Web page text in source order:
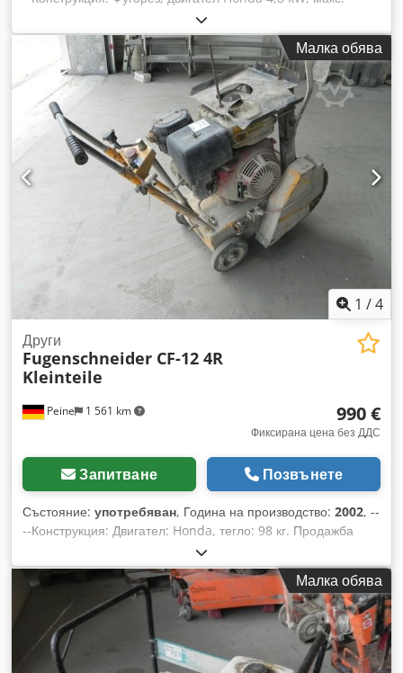
диаметър на диска 350 мм, макс. дълбочина на рязане:
125 мм. Тегло: 62 кг. Продажба само на фирми. ПРИ
ЕКСПОРТ СЕ ПЛАЩА САМО НЕТНАТА ЦЕНА!!!!! ВСИЧКИ
ДАННИ СА ПРЕДОСТАВЕНИ БЕЗ ГАРАНЦИЯ. ОБОРУДВАНЕ
+ АКСЕСОАРИ. В основата на всички договори за покупка,
фактури, предварителни фактури, поръчки и преговори за
продажба са нашите Общи условия (вижте информацията в
секцията „Информация за компанията“). Dedpfsiadm Ssx
Abrock
Малка обява
1 /4
Peine 1 561 km
Други
Fugenschneider CF-12 4R
Kleinteile
990 €
Фиксирана цена без ДДС
Запитване Позвънете
Състояние: употребяван, Година на производство: 2002, --
--Конструкция: Двигател: Honda, тегло: 98 кг. Продажба
само на фирми. ПРИ ЕКСПОРТ СЕ ЗАПЛАЩА САМО
НЕТНАТА ЦЕНА!!!!! ВСИЧКИ ДАННИ СА ПОДАРЕНИ БЕЗ
ГАРАНЦИЯ. ОБОРУДВАНЕ + АКСЕСОАРИ. В основата на
всички договори за покупко-продажба, фактури, проформа
фактури, поръчки и преговори за продажба са нашите
общи условия (вижте нашите данни за контакт). Dcjdpfx
Asiadm Iebrjk
Малка обява